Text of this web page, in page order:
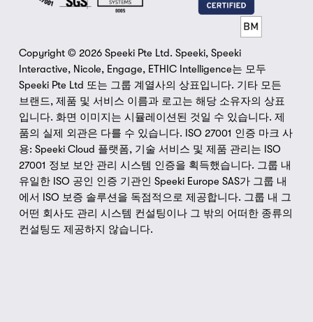
Copyright © 2026 Speeki Pte Ltd. Speeki, Speeki
Interactive, Nicole, Engage, ETHIC Intelligence는 모두
Speeki Pte Ltd 또는 그룹 계열사의 상표입니다. 기타 모든
브랜드, 제품 및 서비스 이름과 로고는 해당 소유자의 상표
입니다. 화면 이미지는 시뮬레이션된 것일 수 있습니다. 제
품의 실제 외관은 다를 수 있습니다. ISO 27001 인증 마크 사
용: Speeki Cloud 플랫폼, 기술 서비스 및 제품 관리는 ISO
27001 정보 보안 관리 시스템 인증을 획득했습니다. 그룹 내
유일한 ISO 공인 인증 기관인 Speeki Europe SAS가 그룹 내
에서 ISO 보증 솔루션을 독점적으로 제공합니다. 그룹 내 그
어떤 회사도 관리 시스템 컨설팅이나 그 밖의 어떠한 종류의
컨설팅도 제공하지 않습니다.